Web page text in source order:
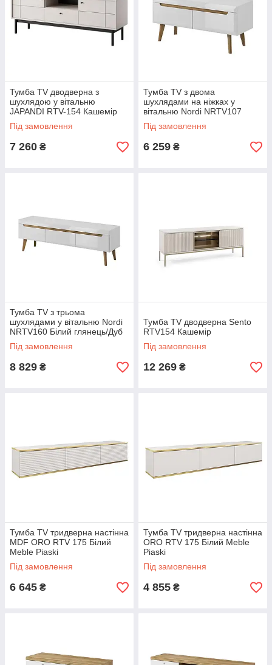
Тумба TV дводверна з
шухлядою у вітальню
JAPANDI RTV-154 Кашемір
Під замовлення
7 260 ₴
Тумба TV з двома
шухлядами на ніжках у
вітальню Nordi NRTV107
Білий глянець/Дуб Рів'єра
Meble Piaski
Під замовлення
6 259 ₴
Тумба TV з трьома
шухлядами у вітальню Nordi
NRTV160 Білий глянець/Дуб
Рів'єра Meble Piaski
Під замовлення
8 829 ₴
Тумба TV дводверна Sento
RTV154 Кашемір
Під замовлення
12 269 ₴
Тумба TV тридверна настінна
MDF ORO RTV 175 Білий
Meble Piaski
Під замовлення
6 645 ₴
Тумба TV тридверна настінна
ORO RTV 175 Білий Meble
Piaski
Під замовлення
4 855 ₴